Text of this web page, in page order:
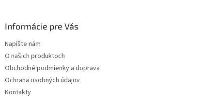
Informácie pre Vás
Napíšte nám
O našich produktoch
Obchodné podmienky a doprava
Ochrana osobných údajov
Kontakty